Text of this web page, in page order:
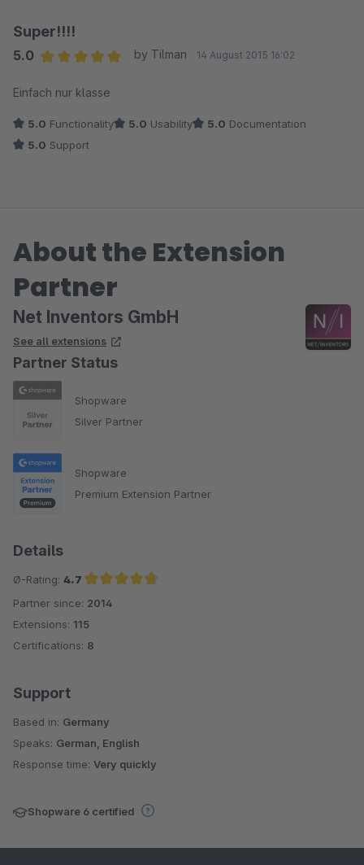
Super!!!!
5.0
by Tilman 14 August 2015 16:02
Einfach nur klasse
5.0 Functionality 5.0 Usability 5.0 Documentation
5.0 Support
About the Extension
Partner
Net Inventors GmbH
See all extensions
Partner Status
Shopware
Silver Partner
Shopware
Premium Extension Partner
Details
Ø-Rating: 4.7
Average rating of 4.7 out of 5 stars
Partner since: 2014
Extensions: 115
Certifications: 8
Support
Based in: Germany
Speaks: German, English
Response time: Very quickly
Shopware 6 certified